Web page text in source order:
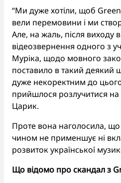
“Ми дуже хотіли, щоб
вели перемовини і ми
Але, на жаль, після виходу
відеозвернення одного з
Муріка, щодо мовного
поставило в такий деякий
дуже некоректним до
прийшлося розлучитися на
Царик.
Проте вона наголосила,
чином не применшує ні
розвиток української
Що відомо про скандал з